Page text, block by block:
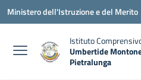
Vai ai contenuti
Vai al menu di navigazione
Vai al footer
Ministero dell'Istruzione e del Merito
Istituto
Umbertide
Pietralunga